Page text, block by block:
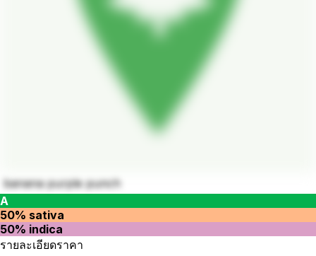
banana purple punch
A
50% sativa
50% indica
รายละเอียดราคา